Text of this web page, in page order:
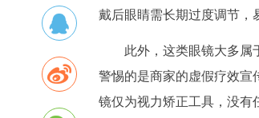
戴后眼睛需长期过度调节，
此外，这类眼镜大多属
警惕的是商家的虚假疗效宣
镜仅为视力矫正工具，没有